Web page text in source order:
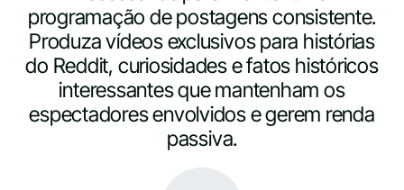
programação de postagens consistente.
Produza vídeos exclusivos para histórias
do Reddit, curiosidades e fatos históricos
interessantes que mantenham os
espectadores envolvidos e gerem renda
passiva.